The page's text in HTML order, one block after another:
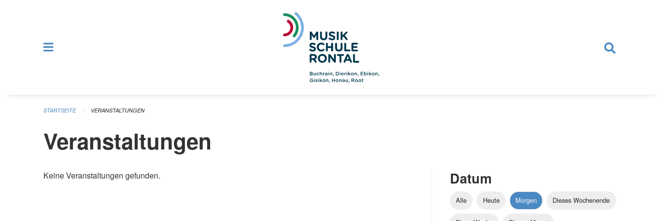
STARTSEITE VERANSTALTUNGEN
Veranstaltungen
Keine Veranstaltungen gefunden. Datum
Alle Heute Morgen Dieses Wochenende